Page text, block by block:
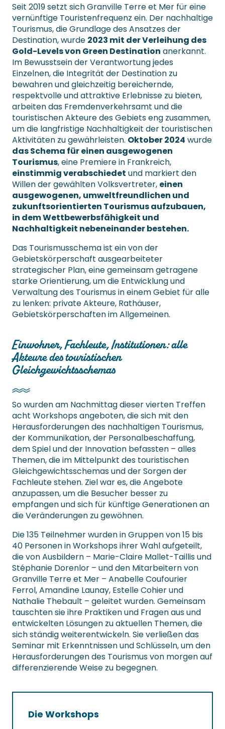
Seit 2019 setzt sich Granville Terre et Mer für eine
vernünftige Touristenfrequenz ein. Der nachhaltige
Tourismus, die Grundlage des Ansatzes der
Destination, wurde 2023 mit der Verleihung des
Gold-Levels von Green Destination anerkannt.
Im Bewusstsein der Verantwortung jedes
Einzelnen, die Integrität der Destination zu
bewahren und gleichzeitig bereichernde,
respektvolle und attraktive Erlebnisse zu bieten,
arbeiten das Fremdenverkehrsamt und die
touristischen Akteure des Gebiets eng zusammen,
um die langfristige Nachhaltigkeit der touristischen
Aktivitäten zu gewährleisten. Oktober 2024 wurde
das Schema für einen ausgewogenen
Tourismus, eine Premiere in Frankreich,
einstimmig verabschiedet und markiert den
Willen der gewählten Volksvertreter, einen
ausgewogenen, umweltfreundlichen und
zukunftsorientierten Tourismus aufzubauen,
in dem Wettbewerbsfähigkeit und
Nachhaltigkeit nebeneinander bestehen.
Das Tourismusschema ist ein von der
Gebietskörperschaft ausgearbeiteter
strategischer Plan, eine gemeinsam getragene
starke Orientierung, um die Entwicklung und
Verwaltung des Tourismus in einem Gebiet für alle
zu lenken: private Akteure, Rathäuser,
Gebietskörperschaften im Allgemeinen.
Einwohner, Fachleute, Institutionen: alle
Akteure des touristischen
Gleichgewichtsschemas
So wurden am Nachmittag dieser vierten Treffen
acht Workshops angeboten, die sich mit den
Herausforderungen des nachhaltigen Tourismus,
der Kommunikation, der Personalbeschaffung,
dem Spiel und der Innovation befassten – alles
Themen, die im Mittelpunkt des touristischen
Gleichgewichtsschemas und der Sorgen der
Fachleute stehen. Ziel war es, die Angebote
anzupassen, um die Besucher besser zu
empfangen und sich für künftige Generationen an
die Veränderungen zu gewöhnen.
Die 135 Teilnehmer wurden in Gruppen von 15 bis
40 Personen in Workshops ihrer Wahl aufgeteilt,
die von Ausbildern – Marie-Claire Mallet-Taillis und
Stéphanie Dorenlor – und den Mitarbeitern von
Granville Terre et Mer – Anabelle Coufourier
Ferrol, Amandine Launay, Estelle Cohier und
Nathalie Thebault – geleitet wurden. Gemeinsam
tauschten sie ihre Praktiken und Fragen aus und
entwickelten Lösungen zu aktuellen Themen, die
sich ständig weiterentwickeln. Sie verließen das
Seminar mit Erkenntnissen und Schlüsseln, um den
Herausforderungen des Tourismus von morgen auf
differenzierende Weise zu begegnen.
Die Workshops